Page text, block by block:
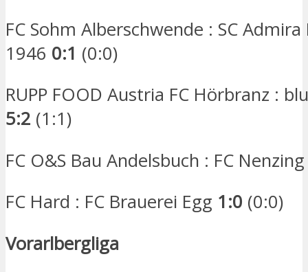
FC Sohm Alberschwende : SC
1946 0:1 (0:0)
RUPP FOOD Austria FC Hörbranz :
5:2 (1:1)
FC O&S Bau Andelsbuch : FC
FC Hard : FC Brauerei Egg 1:0 (0:0)
Vorarlbergliga